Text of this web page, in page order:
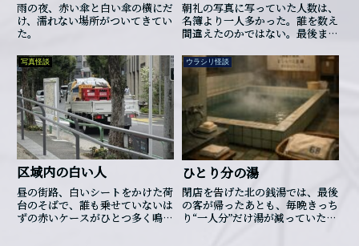
いに、細く、裂け目みたいにしか
見えない。壁を叩くと、音が返っ
てこない。時間もおかしい。2時
4時に...
雨の夜、赤い傘と白い傘の横にだ
け、濡れない場所がついてきてい
た。
朝礼の写真に写っていた人数は、
名簿より一人多かった。誰を数え
間違えたのかではない。最後まで
か分からなかったのだ。
写真怪談
区域内の白い人
昼の街路、白いシートをかけた荷
台のそばで、誰も乗せていないは
ずの赤いケースがひとつ多く鳴り
ウラシリ怪談
ひとり分の湯
閉店を告げた北の銭湯では、最後
の客が帰ったあとも、毎晩きっち
り“一人分”だけ湯が減っていたそ